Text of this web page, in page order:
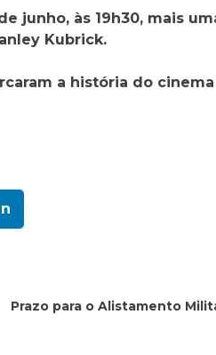
junho, às 19h30, mais
Kubrick.
a história do
Prazo para o Alistamento